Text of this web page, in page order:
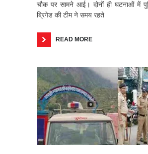
चौक पर सामने आई। दोनों ही घटनाओं में
ब्रिगेड की टीम ने समय रहते
READ MORE